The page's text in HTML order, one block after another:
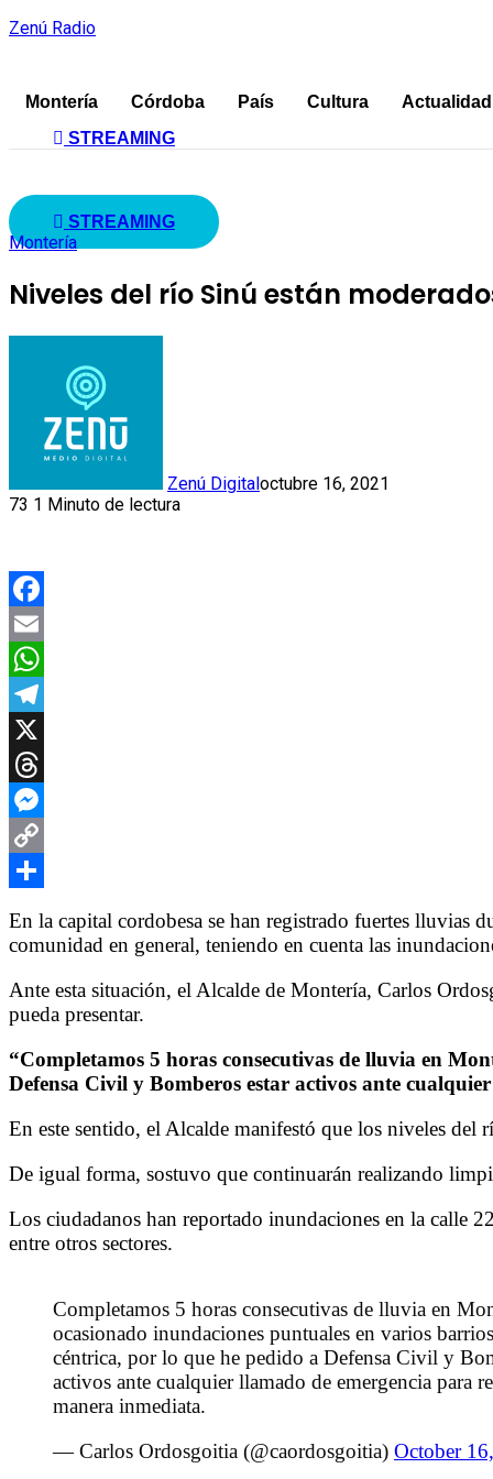
Zenú Radio
Montería Córdoba País Cultura Actualidad
STREAMING
STREAMING
Montería
Niveles del río Sinú están
Zenú Digital octubre 16, 2021
73 1 Minuto de lectura
Facebook
Email
WhatsApp
Telegram
X
Threads
Messenger
Copy
En la capital cordobesa se han registrado fuertes lluvias
comunidad en general, teniendo en cuenta las
Ante esta situación, el Alcalde de Montería, Carlos
pueda presentar.
“Completamos 5 horas consecutivas de lluvia en
Defensa Civil y Bomberos estar activos ante
En este sentido, el Alcalde manifestó que los niveles del
De igual forma, sostuvo que continuarán realizando
Los ciudadanos han reportado inundaciones en la calle
entre otros sectores.
Completamos 5 horas consecutivas de lluvia en
ocasionado inundaciones puntuales en varios
céntrica, por lo que he pedido a Defensa Civil y
activos ante cualquier llamado de emergencia para
manera inmediata.
— Carlos Ordosgoitia (@caordosgoitia) October